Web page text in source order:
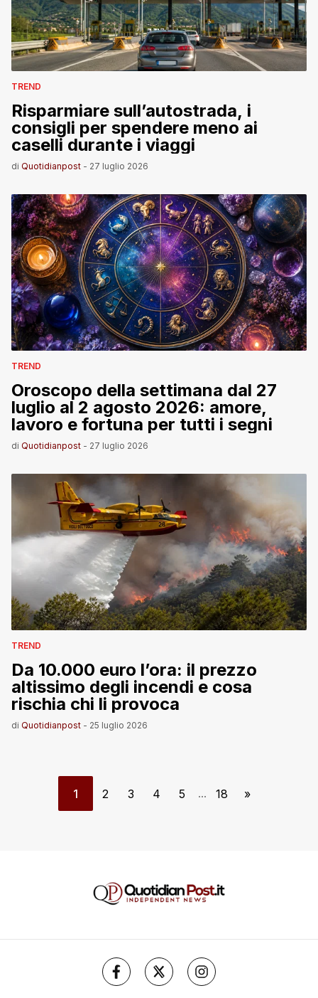
TREND
Risparmiare sull’autostrada, i
consigli per spendere meno ai
caselli durante i viaggi
di Quotidianpost - 27 luglio 2026
TREND
Oroscopo della settimana dal 27
luglio al 2 agosto 2026: amore,
lavoro e fortuna per tutti i segni
di Quotidianpost - 27 luglio 2026
TREND
Da 10.000 euro l’ora: il prezzo
altissimo degli incendi e cosa
rischia chi li provoca
di Quotidianpost - 25 luglio 2026
1 2 3 4 5 ... 18 »